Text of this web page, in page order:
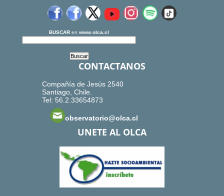
BUSCAR en www.olca.cl
CONTACTANOS
Compañía de Jesús 2540
Santiago, Chile.
Tel: 56.2.33654873
observatorio@olca.cl
UNETE AL OLCA